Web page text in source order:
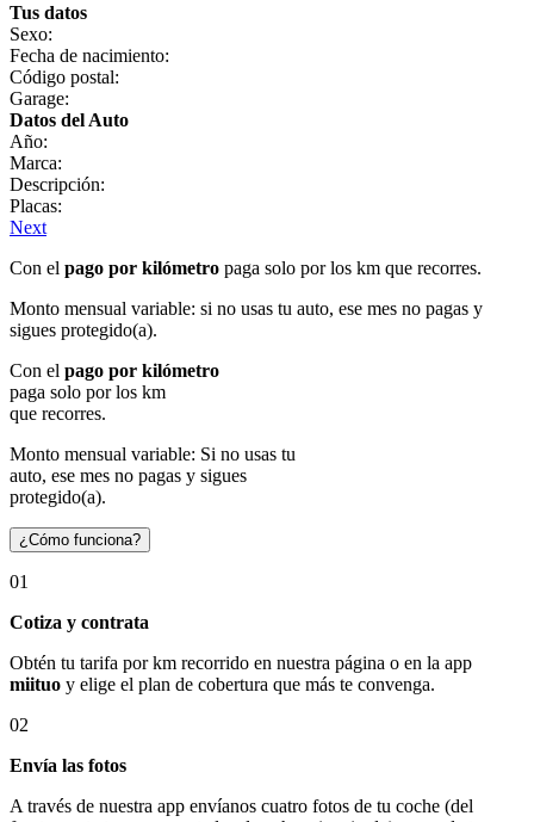
Tus datos
Sexo:
Fecha de nacimiento:
Código postal:
Garage:
Datos del Auto
Año:
Marca:
Descripción:
Placas:
Next
Con el pago por kilómetro paga solo por los km que recorres.
Monto mensual variable: si no usas tu auto, ese mes no pagas y
sigues protegido(a).
Con el pago por kilómetro
paga solo por los km
que recorres.
Monto mensual variable: Si no usas tu
auto, ese mes no pagas y sigues
protegido(a).
¿Cómo funciona?
01
Cotiza y contrata
Obtén tu tarifa por km recorrido en nuestra página o en la app
miituo y elige el plan de cobertura que más te convenga.
02
Envía las fotos
A través de nuestra app envíanos cuatro fotos de tu coche (del